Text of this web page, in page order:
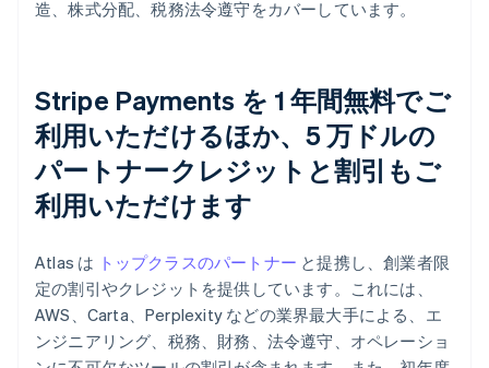
造、株式分配、税務法令遵守をカバーしています。
Stripe Payments を 1 年間無料でご
利用いただけるほか、5 万ドルの
パートナークレジットと割引もご
利用いただけます
Atlas は トップクラスのパートナー と提携し、創業者限
定の割引やクレジットを提供しています。これには、
AWS、Carta、Perplexity などの業界最大手による、エ
ンジニアリング、税務、財務、法令遵守、オペレーショ